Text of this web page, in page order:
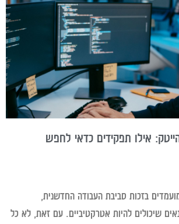
אילו תפקידים כדאי לחפש
בזכות סביבת העבודה החדשנית,
שיכולים להיות אטרקטיביים. עם זאת, לא כל